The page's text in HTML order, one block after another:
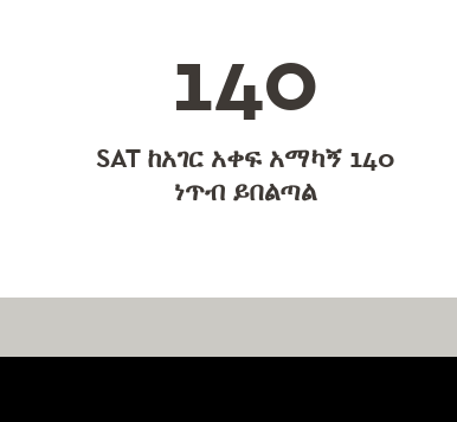
140
SAT ከአገር አቀፍ አማካኝ 140
ነጥብ ይበልጣል